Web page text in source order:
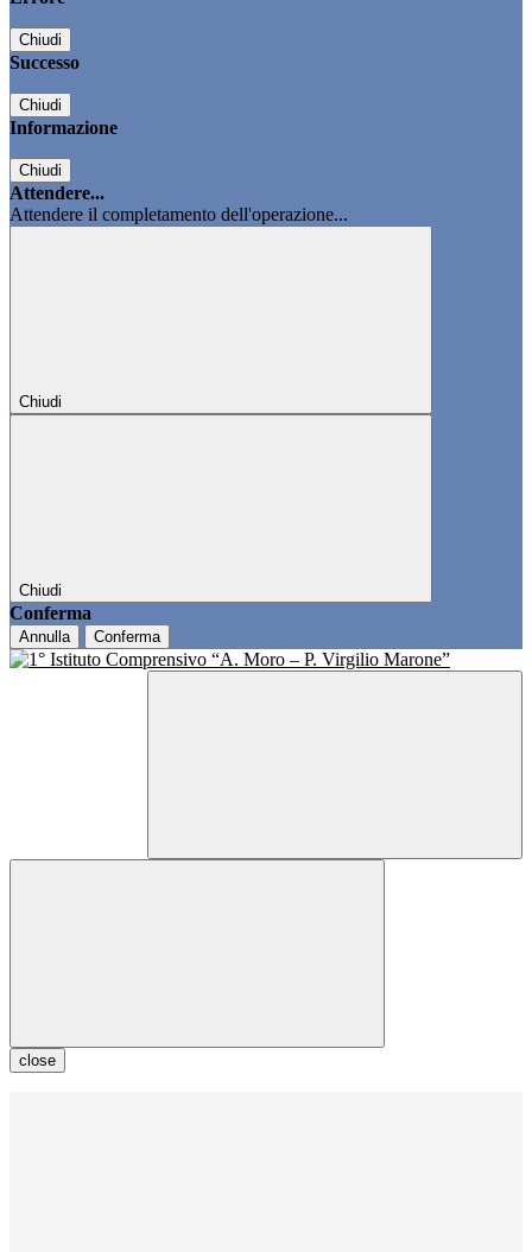
Chiudi
Successo
Chiudi
Informazione
Chiudi
Attendere...
Attendere il completamento dell'operazione...
Chiudi
Chiudi
Conferma
Annulla Conferma
close